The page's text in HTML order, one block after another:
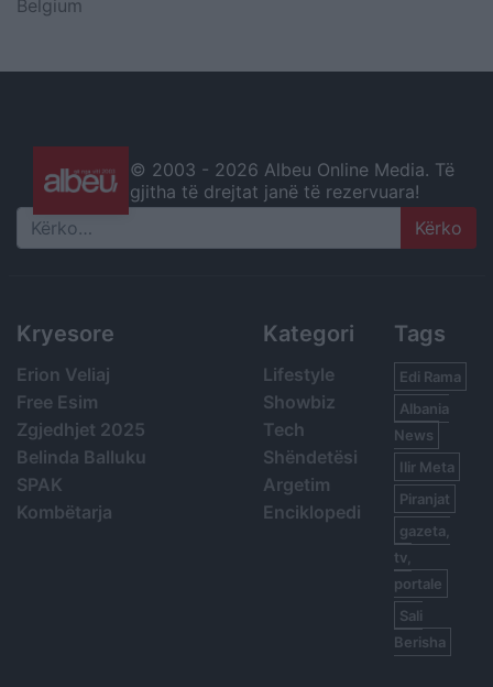
Belgium
© 2003 - 2026 Albeu Online Media. Të
gjitha të drejtat janë të rezervuara!
Search
Kryesore
Erion Veliaj
Free Esim
Zgjedhjet 2025
Belinda Balluku
SPAK
Kombëtarja
Kategori
Lifestyle
Showbiz
Tech
Shëndetësi
Argetim
Enciklopedi
Tags
Edi Rama
Albania
News
Ilir Meta
Piranjat
gazeta,
tv,
portale
Sali
Berisha